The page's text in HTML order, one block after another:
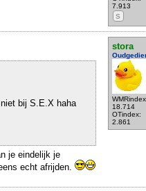
7.913
S
stora
18.714
OTindex:
2.861
bij S.E.X haha
je eindelijk je
echt afrijden.